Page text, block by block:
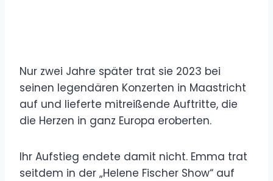
Nur zwei Jahre später trat sie 2023 bei
seinen legendären Konzerten in Maastricht
auf und lieferte mitreißende Auftritte, die
die Herzen in ganz Europa eroberten.
Ihr Aufstieg endete damit nicht. Emma trat
seitdem in der „Helene Fischer Show“ auf